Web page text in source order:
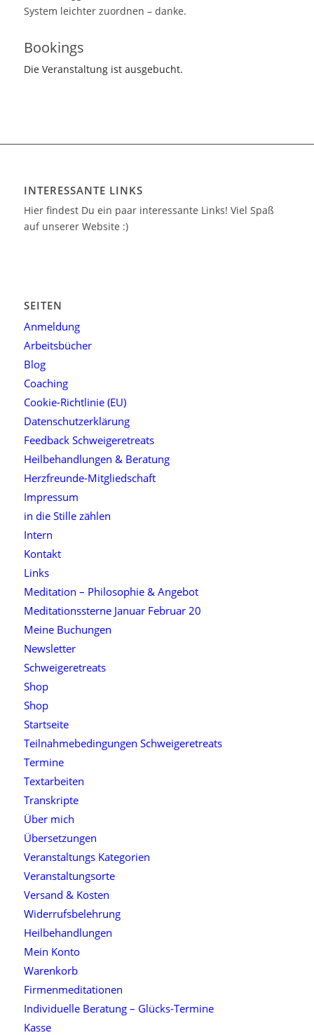
System leichter zuordnen – danke.
Bookings
Die Veranstaltung ist ausgebucht.
INTERESSANTE LINKS
Hier findest Du ein paar interessante Links! Viel Spaß
auf unserer Website :)
SEITEN
Anmeldung
Arbeitsbücher
Blog
Coaching
Cookie-Richtlinie (EU)
Datenschutzerklärung
Feedback Schweigeretreats
Heilbehandlungen & Beratung
Herzfreunde-Mitgliedschaft
Impressum
in die Stille zählen
Intern
Kontakt
Links
Meditation – Philosophie & Angebot
Meditationssterne Januar Februar 20
Meine Buchungen
Newsletter
Schweigeretreats
Shop
Shop
Startseite
Teilnahmebedingungen Schweigeretreats
Termine
Textarbeiten
Transkripte
Über mich
Übersetzungen
Veranstaltungs Kategorien
Veranstaltungsorte
Versand & Kosten
Widerrufsbelehrung
Heilbehandlungen
Mein Konto
Warenkorb
Firmenmeditationen
Individuelle Beratung – Glücks-Termine
Kasse